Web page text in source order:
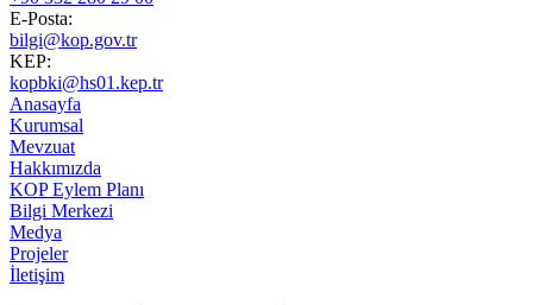
E-Posta:
bilgi@kop.gov.tr
KEP:
kopbki@hs01.kep.tr
Anasayfa
Kurumsal
Mevzuat
Hakkımızda
KOP Eylem Planı
Bilgi Merkezi
Medya
Projeler
İletişim